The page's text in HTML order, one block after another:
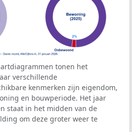
tonen het
verschillende
kenmerken zijn eigendom,
en bouwperiode. Het jaar
staat in het midden van de
om deze groter weer te